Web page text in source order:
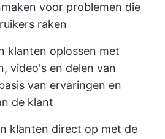
voor problemen die
raken
klanten oplossen met
video's en delen van
van ervaringen en
de klant
klanten direct op met de